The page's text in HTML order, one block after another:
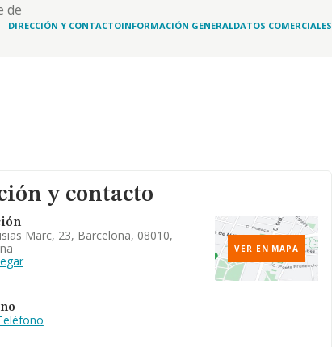
de
DIRECCIÓN Y CONTACTOINFORMACIÓN GENERALDATOS COMERCIALES
y contacto
Marc, 23, Barcelona, 08010,
VER EN MAPA